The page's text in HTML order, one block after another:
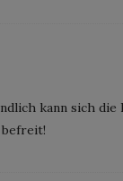
kann sich die